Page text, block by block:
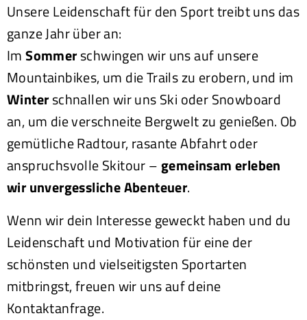
Unsere Leidenschaft für den Sport treibt uns das
ganze Jahr über an:
ImSommerschwingen wir uns auf unsere
Mountainbikes, um die Trails zu erobern, und im
Winterschnallen wir uns Ski oder Snowboard
an, um die verschneite Bergwelt zu genießen. Ob
gemütliche Radtour, rasante Abfahrt oder
anspruchsvolle Skitour –gemeinsam erleben
wir unvergessliche Abenteuer.
Wenn wir dein Interesse geweckt haben und du
Leidenschaft und Motivation für eine der
schönsten und vielseitigsten Sportarten
mitbringst, freuen wir uns auf deine
Kontaktanfrage.